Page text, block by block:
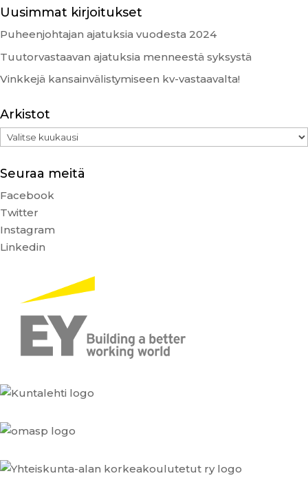
Uusimmat kirjoitukset
Puheenjohtajan ajatuksia vuodesta 2024
Tuutorvastaavan ajatuksia menneestä syksystä
Vinkkejä kansainvälistymiseen kv-vastaavalta!
Arkistot
Arkistot
Seuraa meitä
Facebook
Twitter
Instagram
Linkedin